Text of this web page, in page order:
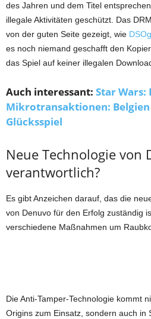
des Jahren und dem Titel
illegale Aktivitäten geschützt. Das
von der guten Seite gezeigt, wie
es noch niemand geschafft den
das Spiel auf keiner illegalen
Auch interessant: Star
Mikrotransaktionen:
Glücksspiel
Neue Technologie von
verantwortlich?
Es gibt Anzeichen darauf, das die
von Denuvo für den Erfolg zuständig
verschiedene Maßnahmen um
Die Anti-Tamper-Technologie kommt
Origins zum Einsatz, sondern auch in